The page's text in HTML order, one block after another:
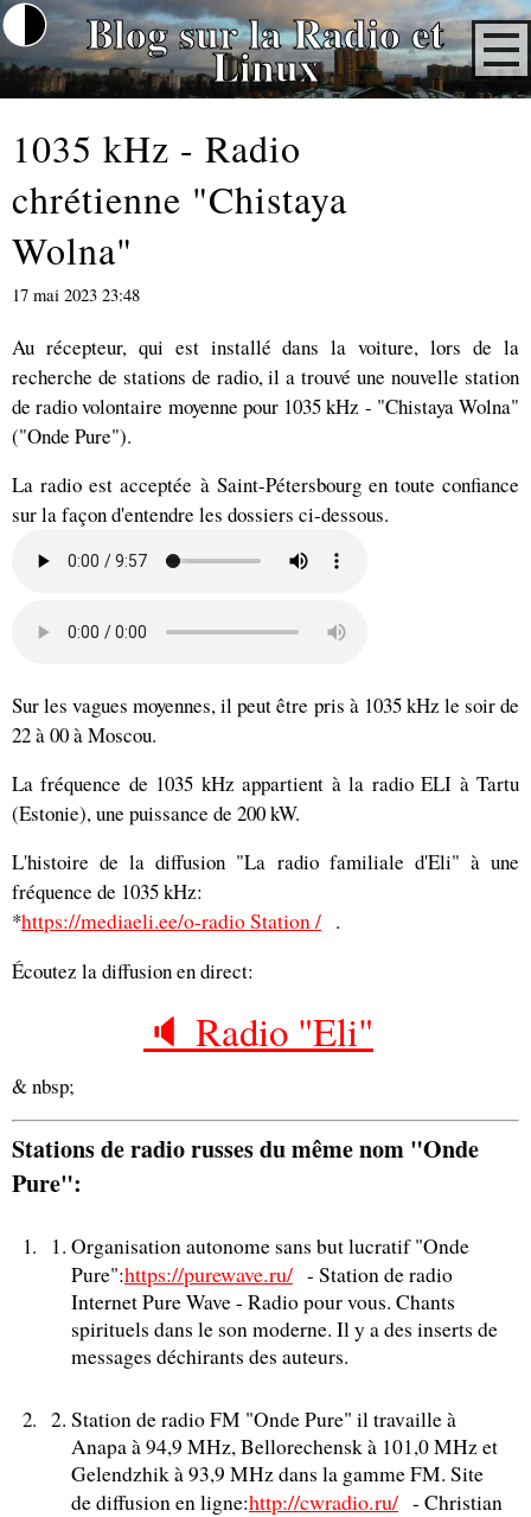
Blog sur la Radio et
Linux
1035 kHz - Radio
chrétienne "Chistaya
Wolna"
17 mai 2023 23:48
Au récepteur, qui est installé dans la voiture, lors de la
recherche de stations de radio, il a trouvé une nouvelle station
de radio volontaire moyenne pour 1035 kHz - "Chistaya Wolna"
("Onde Pure").
La radio est acceptée à Saint-Pétersbourg en toute confiance
sur la façon d'entendre les dossiers ci-dessous.
Sur les vagues moyennes, il peut être pris à 1035 kHz le soir de
22 à 00 à Moscou.
La fréquence de 1035 kHz appartient à la radio ELI à Tartu
(Estonie), une puissance de 200 kW.
L'histoire de la diffusion "La radio familiale d'Eli" à une
fréquence de 1035 kHz:
*https://mediaeli.ee/o-radio Station / .
Écoutez la diffusion en direct:
🔈 Radio "Eli"
& nbsp;
Stations de radio russes du même nom "Onde
Pure":
Organisation autonome sans but lucratif "Onde
Pure":https://purewave.ru/ - Station de radio
Internet Pure Wave - Radio pour vous. Chants
spirituels dans le son moderne. Il y a des inserts de
messages déchirants des auteurs.
Station de radio FM "Onde Pure" il travaille à
Anapa à 94,9 MHz, Bellorechensk à 101,0 MHz et
Gelendzhik à 93,9 MHz dans la gamme FM. Site
de diffusion en ligne:http://cwradio.ru/ - Christian